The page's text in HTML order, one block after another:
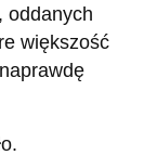
oddanych
większość